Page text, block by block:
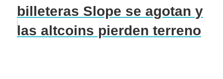
billeteras Slope se agotan y
las altcoins pierden terreno